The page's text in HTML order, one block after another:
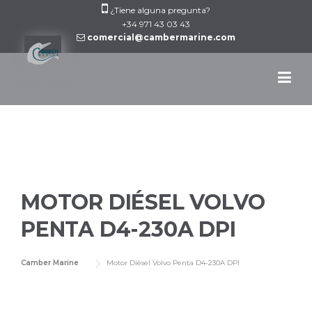
¿Tiene alguna pregunta?
+34 971 43 03 43
comercial@cambermarine.com
MOTOR DIÉSEL VOLVO
PENTA D4-230A DPI
Camber Marine Motor Diésel Volvo Penta D4-230A DPI